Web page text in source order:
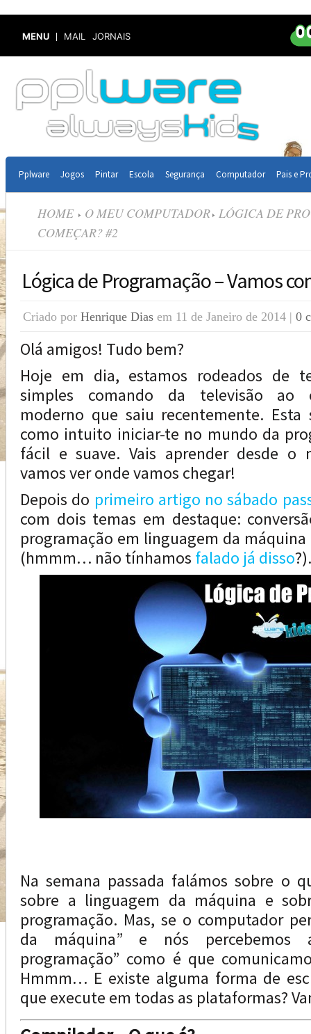
MENU MAIL JORNAIS
Pplware Jogos Pintar Escola Segurança Computador Pais e
HOME O MEU COMPUTADOR LÓGICA DE
COMEÇAR? #2
Lógica de Programação – Vamos
Criado por Henrique Dias em 11 de Janeiro de 2014 | 0
Olá amigos! Tudo bem?
Hoje em dia, estamos rodeados de
simples comando da televisão ao
moderno que saiu recentemente.
como intuito iniciar-te no mundo da
fácil e suave. Vais aprender desde o
vamos ver onde vamos chegar!
Depois do primeiro artigo no sábado
com dois temas em destaque:
programação em linguagem da
(hmmm… não tínhamos falado já disso?).
Na semana passada falámos sobre o
sobre a linguagem da máquina e
programação. Mas, se o computador
da máquina” e nós percebemos
programação” como é que
Hmmm… E existe alguma forma de
que execute em todas as plataformas?